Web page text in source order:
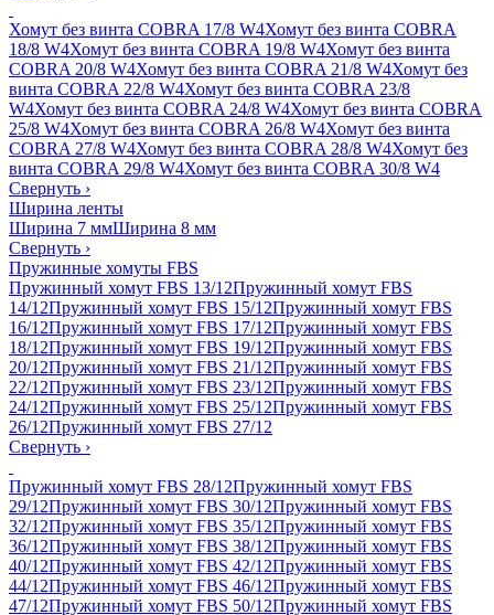
Хомут без винта COBRA 17/8 W4Хомут без винта COBRA
18/8 W4Хомут без винта COBRA 19/8 W4Хомут без винта
COBRA 20/8 W4Хомут без винта COBRA 21/8 W4Хомут без
винта COBRA 22/8 W4Хомут без винта COBRA 23/8
W4Хомут без винта COBRA 24/8 W4Хомут без винта COBRA
25/8 W4Хомут без винта COBRA 26/8 W4Хомут без винта
COBRA 27/8 W4Хомут без винта COBRA 28/8 W4Хомут без
винта COBRA 29/8 W4Хомут без винта COBRA 30/8 W4
Свернуть ›
Ширина ленты
Ширина 7 ммШирина 8 мм
Свернуть ›
Пружинные хомуты FBS
Пружинный хомут FBS 13/12Пружинный хомут FBS
14/12Пружинный хомут FBS 15/12Пружинный хомут FBS
16/12Пружинный хомут FBS 17/12Пружинный хомут FBS
18/12Пружинный хомут FBS 19/12Пружинный хомут FBS
20/12Пружинный хомут FBS 21/12Пружинный хомут FBS
22/12Пружинный хомут FBS 23/12Пружинный хомут FBS
24/12Пружинный хомут FBS 25/12Пружинный хомут FBS
26/12Пружинный хомут FBS 27/12
Свернуть ›
Пружинный хомут FBS 28/12Пружинный хомут FBS
29/12Пружинный хомут FBS 30/12Пружинный хомут FBS
32/12Пружинный хомут FBS 35/12Пружинный хомут FBS
36/12Пружинный хомут FBS 38/12Пружинный хомут FBS
40/12Пружинный хомут FBS 42/12Пружинный хомут FBS
44/12Пружинный хомут FBS 46/12Пружинный хомут FBS
47/12Пружинный хомут FBS 50/12Пружинный хомут FBS